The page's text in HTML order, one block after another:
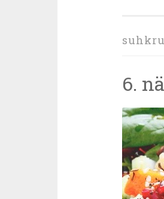
6.